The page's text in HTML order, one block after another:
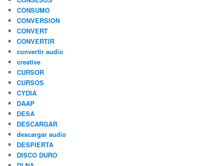
CONSUMO
CONVERSION
CONVERT
CONVERTIR
convertir audio
creative
CURSOR
CURSOS
CYDIA
DAAP
DESA
DESCARGAR
descargar audio
DESPIERTA
DISCO DURO